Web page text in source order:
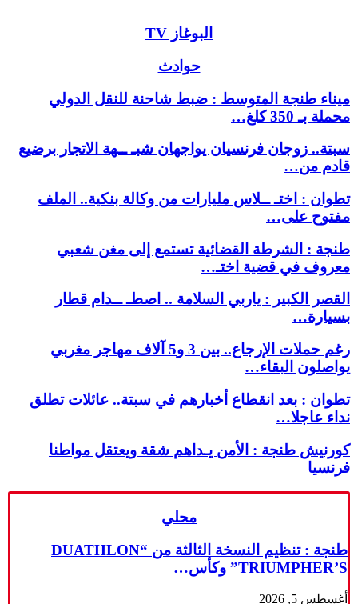
البوغاز TV
حوادث
ميناء طنجة المتوسط : ضبط شاحنة للنقل الدولي
محملة بـ 350 كلغ…
سبتة.. زوجان فرنسيان يواجهان شبـ ــهة الاتجار برضيع
قادم من…
تطوان : اختـ ــلاس مليارات من وكالة بنكية.. الملف
مفتوح على…
طنجة : الشرطة القضائية تستمع إلى مغن شعبي
معروف في قضية اختـ…
القصر الكبير : ياربي السلامة .. اصطـ ــدام قطار
بسيارة…
رغم حملات الإرجاع.. بين 3 و5 آلاف مهاجر مغربي
يواصلون البقاء…
تطوان : بعد انقطاع أخبارهم في سبتة.. عائلات تطلق
نداء عاجلا…
كورنيش طنجة : الأمن يـداهم شقة ويعتقل مواطنا
فرنسيا
محلي
طنجة : تنظيم النسخة الثالثة من “DUATHLON
TRIUMPHER’S” وكأس…
أغسطس 5, 2026